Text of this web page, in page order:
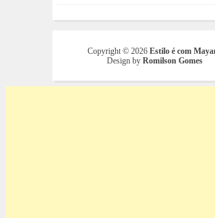
Copyright © 2026 Estilo é com
Design by Romilson Gomes